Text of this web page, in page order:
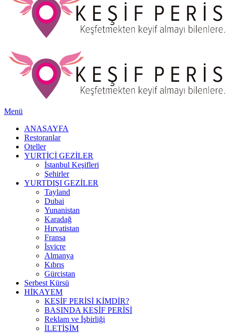
Menü
ANASAYFA
Restoranlar
Oteller
YURTİÇİ GEZİLER
İstanbul Keşifleri
Şehirler
YURTDIŞI GEZİLER
Tayland
Dubai
Yunanistan
Karadağ
Hırvatistan
Fransa
İsviçre
Almanya
Kıbrıs
Gürcistan
Serbest Kürsü
HİKAYEM
KEŞİF PERİSİ KİMDİR?
BASINDA KEŞİF PERİSİ
Reklam ve İşbirliği
İLETİŞİM